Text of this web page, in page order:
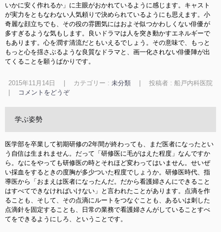
いかに安く作れるか」に主眼がおかれているように感じます。キャスト
が実力をともなわない人気頼りで決められているようにも思えます。小
奇麗な顔立ちでも、その役の雰囲気にはおよそ似つかわしくない俳優が
多すぎるような気もします。良いドラマは人を突き動かすエネルギーで
もあります。心を潤す清流だともいえるでしょう。その意味で、もっと
もっと心を揺さぶるような良質なドラマと、画一化されない俳優陣が出
てくることを願うばかりです。
2015年11月14日 カテゴリー : 未分類
投稿者 : 船戸内科医院
コメントをどうぞ
学ぶ姿勢
医学部を卒業して初期研修の2年間が終わっても、まだ医者になったとい
う自信は生まれません。だって「研修医に毛がはえた程度」なんですか
ら。なにをやっても研修医の時とそれほど変わってはいません。せいぜ
い採血をするときの度胸が多少ついた程度でしょうか。研修医時代、指
導医から「おまえは医者になったんだ。だから看護婦さんにできること
はすべてできなければいけない」と言われたことがあります。点滴を作
ることも、そして、その点滴にルートをつなぐことも、あるいは刺した
点滴針を固定することも、日常の業務で看護婦さんがしていることすべ
てをできるようにしろ、ということです。